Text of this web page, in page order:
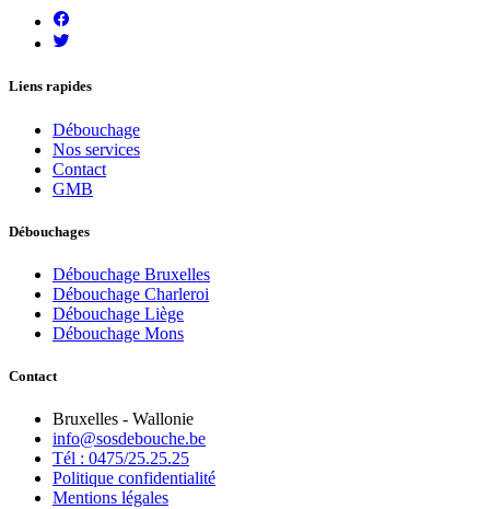
Liens rapides
Débouchage
Nos services
Contact
GMB
Débouchages
Débouchage Bruxelles
Débouchage Charleroi
Débouchage Liège
Débouchage Mons
Contact
Bruxelles - Wallonie
info@sosdebouche.be
Tél : 0475/25.25.25
Politique confidentialité
Mentions légales